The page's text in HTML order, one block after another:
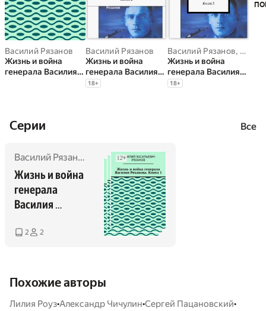
Василий Рязанов
Жизнь и война
генерала Василия
Василий Рязанов
Жизнь и война
генерала Василия
Рязанова. Книга 2
18+
Василий Рязанов, Ирина
Жизнь и война
генерала Василия
Рязанова. Книга 3
18+
Cерии Все
Василий Рязанов
Жизнь и война
генерала
Василия
2 2
Похожие авторы
Лилия Роуз•Александр Чичулин•Сергей Пацановский•